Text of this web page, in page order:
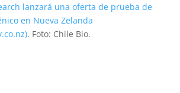
lanzará una oferta de prueba de
en Nueva Zelanda
. Foto: Chile Bio.